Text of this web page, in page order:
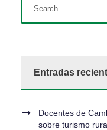
Entradas
Docentes de
sobre turismo